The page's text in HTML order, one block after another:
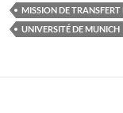
MISSION DE TRANSFERT
UNIVERSITÉ DE MUNICH